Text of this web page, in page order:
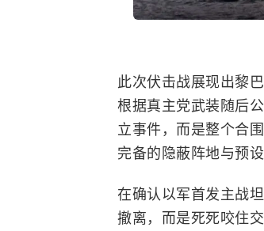
此次伏击战展现出黎
根据真主党武装随后
立事件，而是整个合
完备的隐蔽阵地与预设
在确认以军首发主战
撤离，而是死死咬住